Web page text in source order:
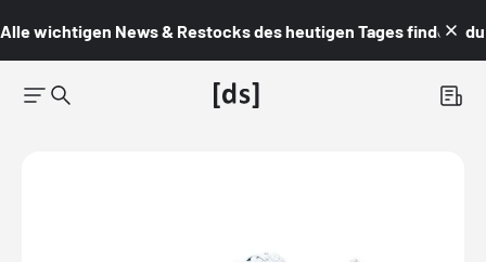
Alle wichtigen News & Restocks des heutigen Tages findest du